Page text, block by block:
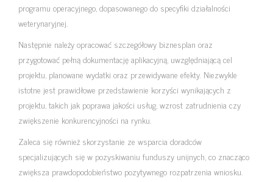
programu operacyjnego, dopasowanego do specyfiki działalności
weterynaryjnej.
Następnie należy opracować szczegółowy biznesplan oraz
przygotować pełną dokumentację aplikacyjną, uwzględniającą cel
projektu, planowane wydatki oraz przewidywane efekty. Niezwykle
istotne jest prawidłowe przedstawienie korzyści wynikających z
projektu, takich jak poprawa jakości usług, wzrost zatrudnienia czy
zwiększenie konkurencyjności na rynku.
Zaleca się również skorzystanie ze wsparcia doradców
specjalizujących się w pozyskiwaniu funduszy unijnych, co znacząco
zwiększa prawdopodobieństwo pozytywnego rozpatrzenia wniosku.